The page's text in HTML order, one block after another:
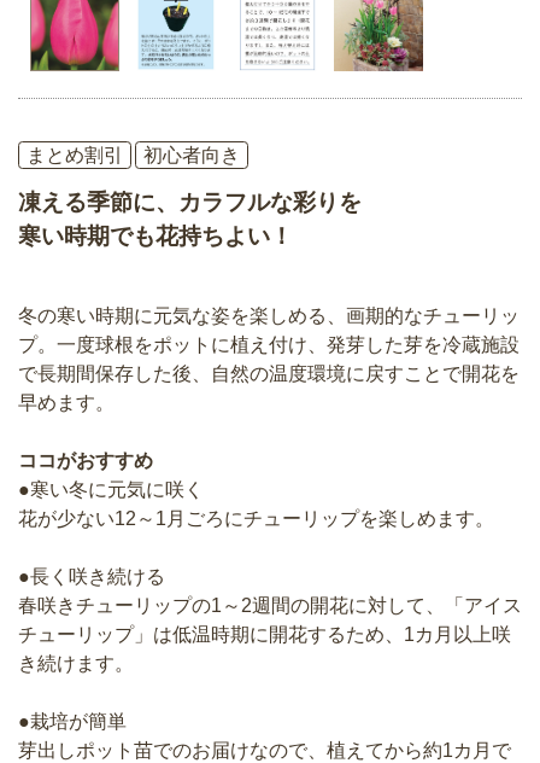
まとめ割引 初心者向き
凍える季節に、カラフルな彩りを
寒い時期でも花持ちよい！
冬の寒い時期に元気な姿を楽しめる、画期的なチューリッ
プ。一度球根をポットに植え付け、発芽した芽を冷蔵施設
で長期間保存した後、自然の温度環境に戻すことで開花を
早めます。
ココがおすすめ
●寒い冬に元気に咲く
花が少ない12～1月ごろにチューリップを楽しめます。
●長く咲き続ける
春咲きチューリップの1～2週間の開花に対して、「アイス
チューリップ」は低温時期に開花するため、1カ月以上咲
き続けます。
●栽培が簡単
芽出しポット苗でのお届けなので、植えてから約1カ月で